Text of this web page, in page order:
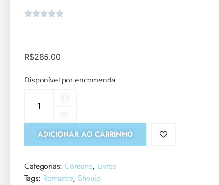
R$285.00
Disponível por encomenda
ADICIONAR AO CARRINHO
Categorias: Coreano, Livros
Tags: Romance, Shoujo